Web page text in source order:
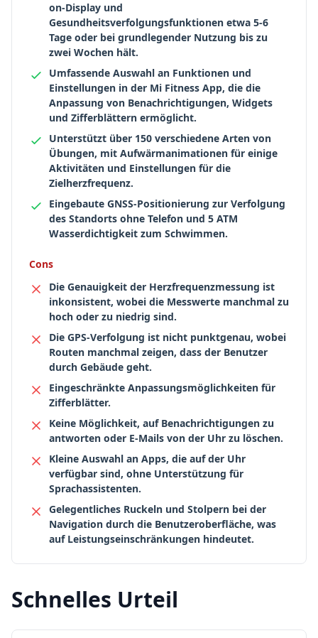
on-Display und
Gesundheitsverfolgungsfunktionen etwa 5-6
Tage oder bei grundlegender Nutzung bis zu
zwei Wochen hält.
Umfassende Auswahl an Funktionen und
Einstellungen in der Mi Fitness App, die die
Anpassung von Benachrichtigungen, Widgets
und Zifferblättern ermöglicht.
Unterstützt über 150 verschiedene Arten von
Übungen, mit Aufwärmanimationen für einige
Aktivitäten und Einstellungen für die
Zielherzfrequenz.
Eingebaute GNSS-Positionierung zur Verfolgung
des Standorts ohne Telefon und 5 ATM
Wasserdichtigkeit zum Schwimmen.
Cons
Die Genauigkeit der Herzfrequenzmessung ist
inkonsistent, wobei die Messwerte manchmal zu
hoch oder zu niedrig sind.
Die GPS-Verfolgung ist nicht punktgenau, wobei
Routen manchmal zeigen, dass der Benutzer
durch Gebäude geht.
Eingeschränkte Anpassungsmöglichkeiten für
Zifferblätter.
Keine Möglichkeit, auf Benachrichtigungen zu
antworten oder E-Mails von der Uhr zu löschen.
Kleine Auswahl an Apps, die auf der Uhr
verfügbar sind, ohne Unterstützung für
Sprachassistenten.
Gelegentliches Ruckeln und Stolpern bei der
Navigation durch die Benutzeroberfläche, was
auf Leistungseinschränkungen hindeutet.
Schnelles Urteil